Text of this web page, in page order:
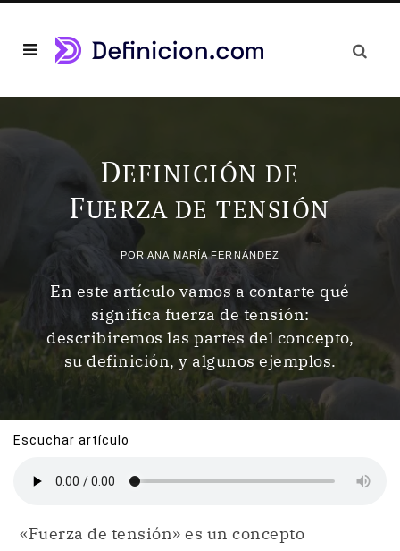
DEFINICIÓN DE
FUERZA DE TENSIÓN
PORANA MARÍA FERNÁNDEZ
En este artículo vamos a contarte qué
significa fuerza de tensión:
describiremos las partes del concepto,
su definición, y algunos ejemplos.
Escuchar artículo
«Fuerza de tensión» es un concepto